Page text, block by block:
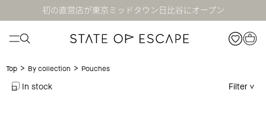
初の直営店が東京ミッドタウン日比谷にオープン
Top > By collection > Pouches
In stock Filter